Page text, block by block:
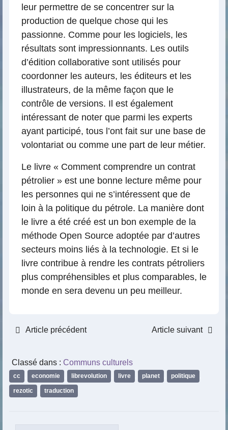
leur permettre de se concentrer sur la
production de quelque chose qui les
passionne. Comme pour les logiciels, les
résultats sont impressionnants. Les outils
d’édition collaborative sont utilisés pour
coordonner les auteurs, les éditeurs et les
illustrateurs, de la même façon que le
contrôle de versions. Il est également
intéressant de noter que parmi les experts
ayant participé, tous l’ont fait sur une base de
volontariat ou comme une part de leur métier.
Le livre « Comment comprendre un contrat
pétrolier » est une bonne lecture même pour
les personnes qui ne s’intéressent que de
loin à la politique du pétrole. La manière dont
le livre a été créé est un bon exemple de la
méthode Open Source adoptée par d’autres
secteurs moins liés à la technologie. Et si le
livre contribue à rendre les contrats pétroliers
plus compréhensibles et plus comparables, le
monde en sera devenu un peu meilleur.
Article précédent Article suivant
Classé dans : Communs culturels
cc economie librevolution livre planet politique
rezotic traduction